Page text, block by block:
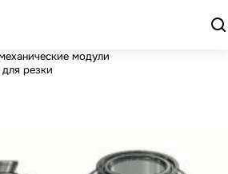
модули
резки